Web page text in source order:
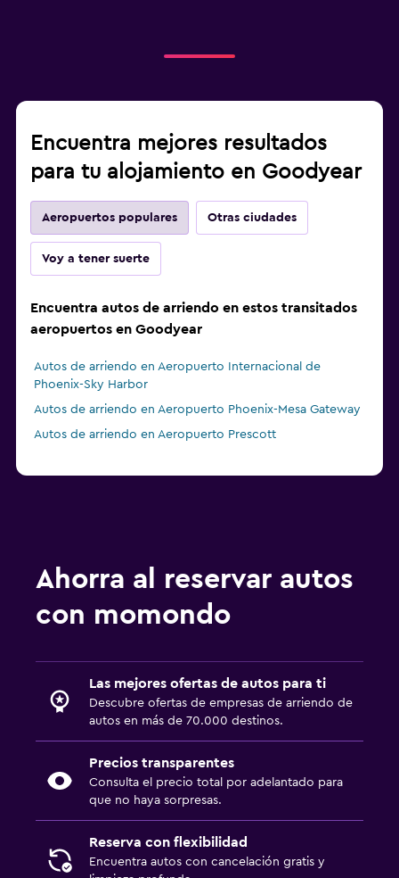
Encuentra mejores resultados
para tu alojamiento en Goodyear
Aeropuertos populares Otras ciudades
Voy a tener suerte
Encuentra autos de arriendo en estos transitados
aeropuertos en Goodyear
Autos de arriendo en Aeropuerto Internacional de
Phoenix-Sky Harbor
Autos de arriendo en Aeropuerto Phoenix-Mesa Gateway
Autos de arriendo en Aeropuerto Prescott
Ahorra al reservar autos
con momondo
Las mejores ofertas de autos para ti
Descubre ofertas de empresas de arriendo de
autos en más de 70.000 destinos.
Precios transparentes
Consulta el precio total por adelantado para
que no haya sorpresas.
Reserva con flexibilidad
Encuentra autos con cancelación gratis y